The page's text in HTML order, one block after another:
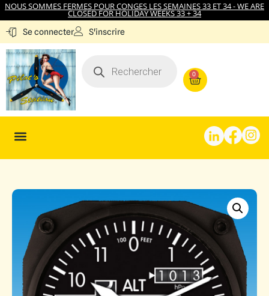
NOUS SOMMES FERMES POUR CONGES LES SEMAINES 33 ET 34 - WE ARE
CLOSED FOR HOLIDAY WEEKS 33 + 34
Se connecter S'inscrire
0